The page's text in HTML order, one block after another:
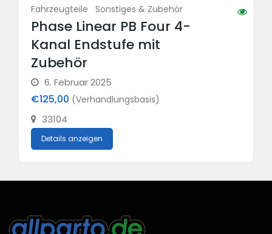
Fahrzeugteile Sonstiges & Zubehör
Phase Linear PB Four 4-
Kanal Endstufe mit
Zubehör
6. Februar 2025
€125,00 (Verhandlungsbasis)
33104
Details anzeigen